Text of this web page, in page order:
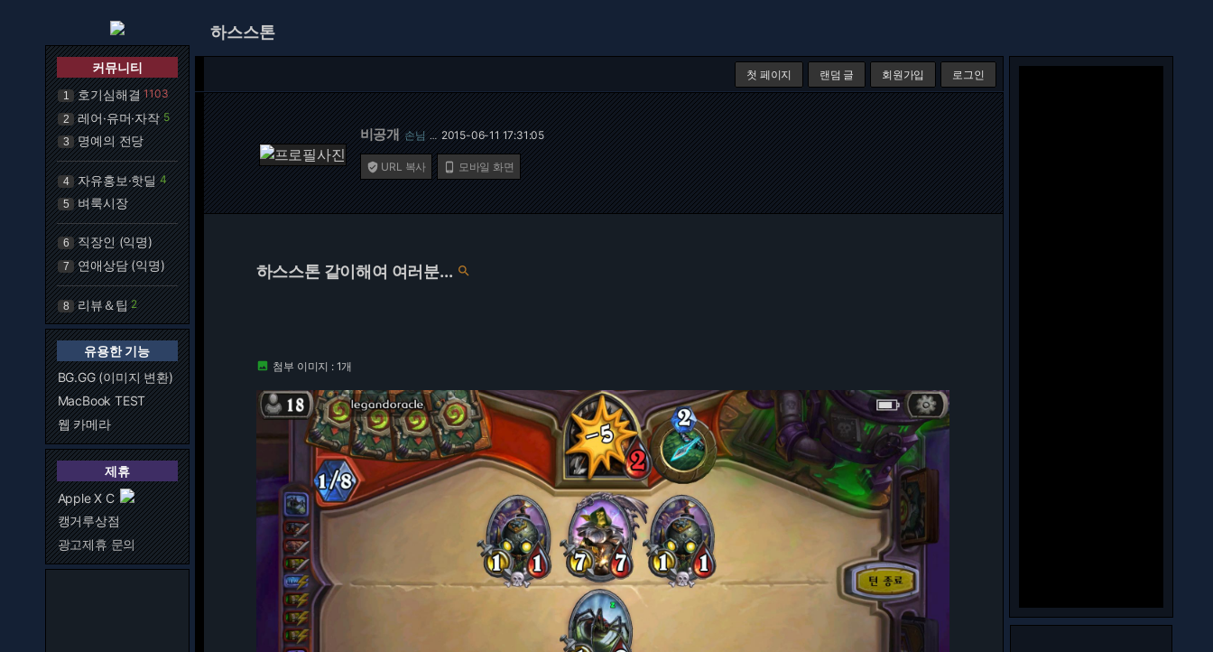
커뮤니티
1 호기심해결 1103
2 레어·유머·자작 5
3 명예의 전당
4 자유홍보·핫딜 4
5 벼룩시장
6 직장인 (익명)
7 연애상담 (익명)
8 리뷰＆팁 2
유용한 기능
BG.GG (이미지 변환)
MacBook TEST
웹 카메라
제휴
Apple X C
캥거루상점
광고제휴 문의
하스스톤
첫 페이지 랜덤 글 회원가입 로그인
비공개 손님 … 2015-06-11 17:31:05
 URL 복사  모바일 화면
하스스톤 같이해여 여러분... 
 첨부 이미지 : 1개